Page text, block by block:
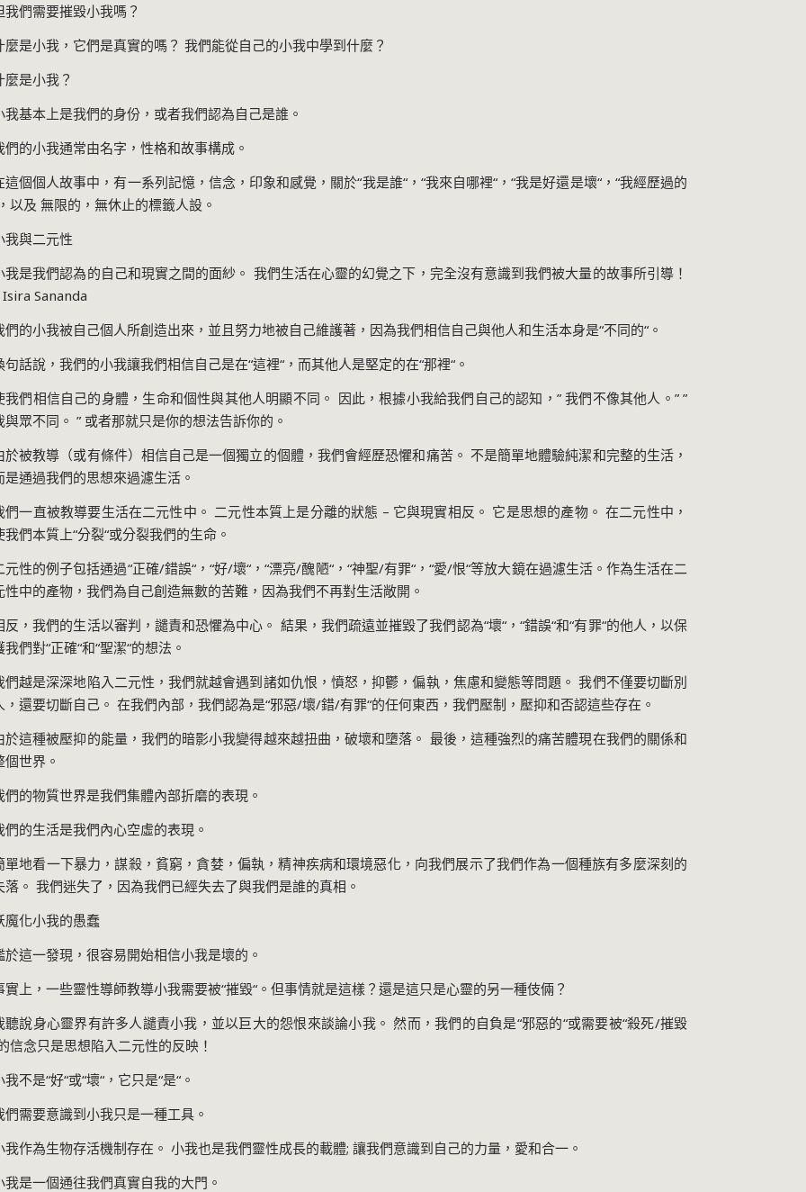
我們需要摧毀小我嗎？
麼是小我，它們是真實的嗎？ 我們能從自己的小我中學到什麼？
麼是小我？
我基本上是我們的身份，或者我們認為自己是誰。
們的小我通常由名字，性格和故事構成。
這個個人故事中，有一系列記憶，信念，印象和感覺，關於“我是誰“， “我來自哪裡“ ，“我是好還是壞“， “我經歷過的
以及 無限的，無休止的標籤人設。
我與二元性
我是我們認為的自己和現實之間的面紗。 我們生活在心靈的幻覺之下，完全沒有意識到我們被大量的故事所引導！
Isira Sananda
們的小我被自己個人所創造出來，並且努力地被自己維護著，因為我們相信自己與他人和生活本身是“不同的“ 。
句話說，我們的小我讓我們相信自己是在“這裡“ ，而其他人是堅定的在“那裡“ 。
我們相信自己的身體，生命和個性與其他人明顯不同。 因此，根據小我給我們自己的認知， ”我們不像其他人。 ” ”
與眾不同。 ” 或者那就只是你的想法告訴你的。
於被教導（或有條件）相信自己是一個獨立的個體，我們會經歷恐懼和痛苦。 不是簡單地體驗純潔和完整的生活，
是通過我們的思想來過濾生活。
們一直被教導要生活在二元性中。 二元性本質上是分離的狀態 – 它與現實相反。 它是思想的產物。 在二元性中，
我們本質上“分裂“或分裂我們的生命。
元性的例子包括通過“正確/錯誤“， “好/壞“ ，“漂亮/醜陋“， “神聖/有罪“，“愛/恨“等放大鏡在過濾生活。作為生活在二
性中的產物，我們為自己創造無數的苦難，因為我們不再對生活敞開。
反，我們的生活以審判，譴責和恐懼為中心。 結果，我們疏遠並摧毀了我們認為“壞“，“錯誤“和“有罪“的他人，以保
我們對“正確“和“聖潔“的想法。
們越是深深地陷入二元性，我們就越會遇到諸如仇恨，憤怒，抑鬱，偏執，焦慮和變態等問題。 我們不僅要切斷別
，還要切斷自己。 在我們內部，我們認為是“邪惡/壞/錯/有罪“的任何東西，我們壓制，壓抑和否認這些存在。
於這種被壓抑的能量，我們的暗影小我變得越來越扭曲，破壞和墮落。 最後，這種強烈的痛苦體現在我們的關係和
個世界。
們的物質世界是我們集體內部折磨的表現。
們的生活是我們內心空虛的表現。
單地看一下暴力，謀殺，貧窮，貪婪，偏執，精神疾病和環境惡化，向我們展示了我們作為一個種族有多麼深刻的
落。 我們迷失了，因為我們已經失去了與我們是誰的真相。
魔化小我的愚蠢
於這一發現，很容易開始相信小我是壞的。
實上，一些靈性導師教導小我需要被“摧毀“ 。但事情就是這樣？還是這只是心靈的另一種伎倆？
聽說身心靈界有許多人譴責小我，並以巨大的怨恨來談論小我。 然而，我們的自負是“邪惡的“或需要被“殺死/摧毀
信念只是思想陷入二元性的反映！
我不是“好“或“壞“ ，它只是“是“ 。
們需要意識到小我只是一種工具。
我作為生物存活機制存在。 小我也是我們靈性成長的載體; 讓我們意識到自己的力量，愛和合一。
我是一個通往我們真實自我的大門。